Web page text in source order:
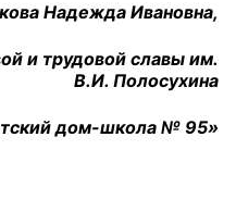
Надежда Ивановна,
и трудовой славы им.
В.И. Полосухина
дом-школа № 95»